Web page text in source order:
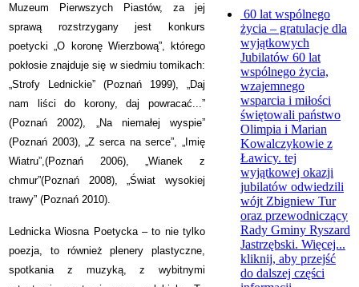
Muzeum Pierwszych Piastów, za jej
sprawą rozstrzygany jest konkurs
poetycki „O koronę Wierzbową”, którego
pokłosie znajduje się w siedmiu tomikach:
„Strofy Lednickie” (Poznań 1999), „Daj
nam liści do korony, daj powracać...”
(Poznań 2002), „Na niemałej wyspie”
(Poznań 2003), „Z serca na serce”, „Imię
Wiatru”,(Poznań 2006), „Wianek z
chmur”(Poznań 2008), „Świat wysokiej
trawy” (Poznań 2010).
Lednicka Wiosna Poetycka – to nie tylko
poezja, to również plenery plastyczne,
spotkania z muzyką, z wybitnymi
60 lat wspólnego
życia – gratulacje dla
wyjątkowych
Jubilatów 60 lat
wspólnego życia,
wzajemnego
wsparcia i miłości
świętowali państwo
Olimpia i Marian
Kowalczykowie z
Ławicy. tej
wyjątkowej okazji
jubilatów odwiedzili
wójt Zbigniew Tur
oraz przewodniczący
Rady Gminy Ryszard
Jastrzębski. Więcej...
kliknij, aby przejść
do dalszej części